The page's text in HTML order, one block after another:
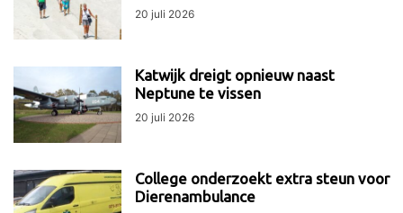
20 juli 2026
Katwijk dreigt opnieuw naast
Neptune te vissen
20 juli 2026
College onderzoekt extra steun voor
Dierenambulance